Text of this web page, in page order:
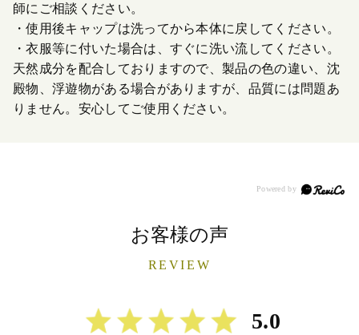
師にご相談ください。
・使用後キャップは洗ってから本体に戻してください。
・衣服等に付いた場合は、すぐに洗い流してください。
天然成分を配合しておりますので、製品の色の違い、沈
殿物、浮遊物がある場合がありますが、品質には問題あ
りません。安心してご使用ください。
お客様の声
REVIEW
5.0